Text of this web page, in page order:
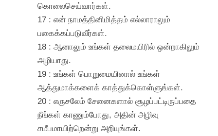
கொலைசெய்வார்கள்.
17 : என் நாமத்தினிமித்தம் எல்லாராலும்
பகைக்கப்படுவீர்கள்.
18 : ஆனாலும் உங்கள் தலைமயிரில் ஒன்றாகிலும்
அழியாது.
19 : உங்கள் பொறுமையினால் உங்கள்
ஆத்துமாக்களைக் காத்துக்கொள்ளுங்கள்.
20 : எருசலேம் சேனைகளால் சூழப்பட்டிருப்பதை
நீங்கள் காணும்போது, அதின் அழிவு
சமீபமாயிற்றென்று அறியுங்கள்.